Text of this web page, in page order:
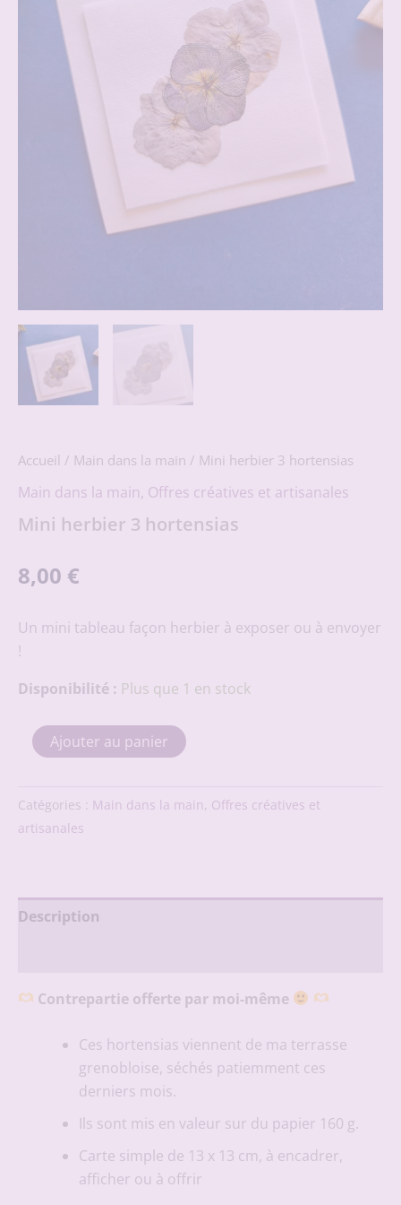
Accueil / Main dans la main / Mini herbier 3 hortensias
Main dans la main, Offres créatives et artisanales
Mini herbier 3 hortensias
8,00 €
Un mini tableau façon herbier à exposer ou à envoyer
!
Disponibilité : Plus que 1 en stock
quantité
3
hortensias
Ajouter au panier
Catégories : Main dans la main, Offres créatives et
artisanales
Description
Contrepartie offerte par moi-même
Ces hortensias viennent de ma terrasse
grenobloise, séchés patiemment ces
derniers mois.
Ils sont mis en valeur sur du papier 160 g.
Carte simple de 13 x 13 cm, à encadrer,
afficher ou à offrir